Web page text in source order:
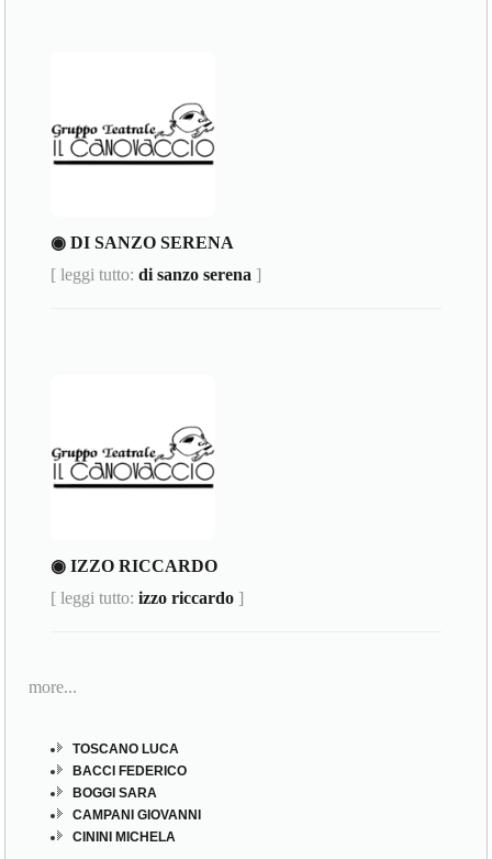
◉ DI SANZO SERENA
[ leggi tutto:di sanzo serena ]
◉ IZZO RICCARDO
[ leggi tutto:izzo riccardo ]
more...
TOSCANO LUCA
BACCI FEDERICO
BOGGI SARA
CAMPANI GIOVANNI
CININI MICHELA